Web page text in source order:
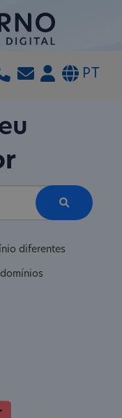
PT
diferentes